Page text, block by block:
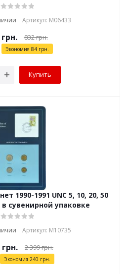
Артикул: М06433
832грн.
Экономия 84 грн.
Купить
1990-1991 UNC 5, 10, 20, 50
сувенирной упаковке
Артикул: М10735
грн. 2 399грн.
Экономия 240 грн.